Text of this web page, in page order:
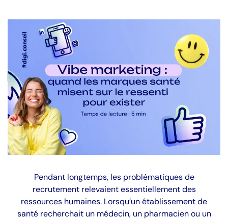
Pendant longtemps, les problématiques de
recrutement relevaient essentiellement des
ressources humaines. Lorsqu’un établissement de
santé recherchait un médecin, un pharmacien ou un